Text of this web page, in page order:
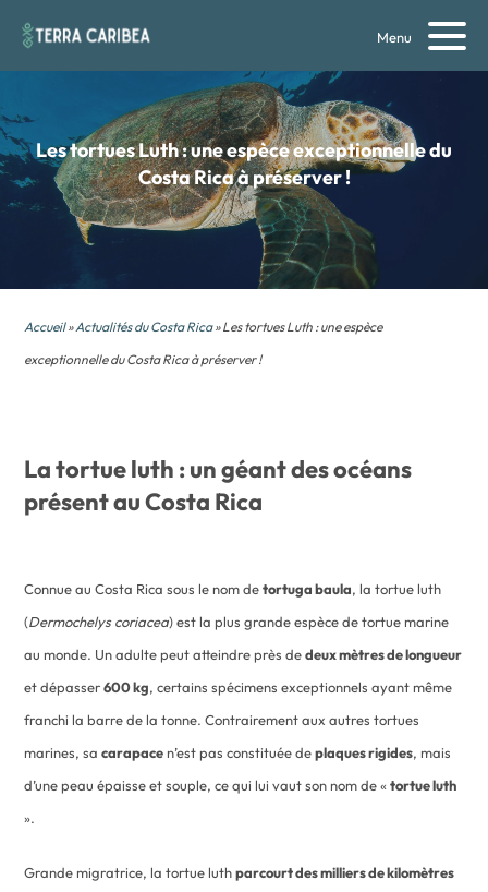
Menu
Les tortues Luth : une espèce exceptionnelle du
Costa Rica à préserver !
Accueil»Actualités du Costa Rica» Les tortues Luth : une espèce
exceptionnelle du Costa Rica à préserver !
La tortue luth : un géant des océans
présent au Costa Rica
Connue au Costa Rica sous le nom detortuga baula, la tortue luth
(Dermochelys coriacea) est la plus grande espèce de tortue marine
au monde. Un adulte peut atteindre près dedeux mètres de longueur
et dépasser600 kg, certains spécimens exceptionnels ayant même
franchi la barre de la tonne. Contrairement aux autres tortues
marines, sacarapacen’est pas constituée deplaques rigides, mais
d’une peau épaisse et souple, ce qui lui vaut son nom de «tortue luth
».
Grande migratrice, la tortue luthparcourt des milliers de kilomètres